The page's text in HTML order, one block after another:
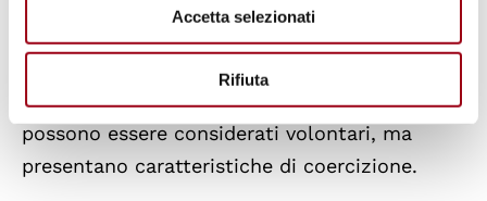
Accetta selezionati
Rifiuta
attacchi e dei gravi danni alle infrastrutture,
molti abitanti sono stati costretti a fuggire. Il
rapporto sottolinea che tali spostamenti non
possono essere considerati volontari, ma
presentano caratteristiche di coercizione.